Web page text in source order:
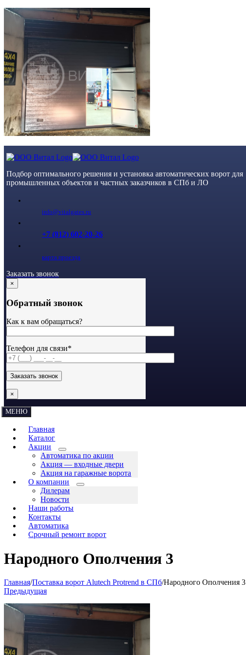
Skip
content
Подбор оптимального решения и установка автоматических ворот для
промышленных объектов и частных заказчиков в СПб и ЛО
info@vitalgates.ru
+7 (812) 602-20-26
карта проезда
Заказать звонок
×
Обратный звонок
Как к вам обращаться?
Телефон для связи*
×
МЕНЮ
Главная
Каталог
Акции
Автоматика по акции
Акция — входные двери
Акция на гаражные ворота
О компании
Дилерам
Новости
Наши работы
Контакты
Автоматика
Срочный ремонт ворот
Народного Ополчения 3
Главная/Поставка ворот Alutech Protrend в СПб/Народного Ополчения 3
Предыдущая